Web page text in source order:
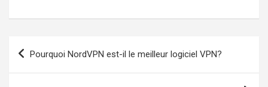
Navigation
de
Pourquoi NordVPN est-il le meilleur logiciel VPN?